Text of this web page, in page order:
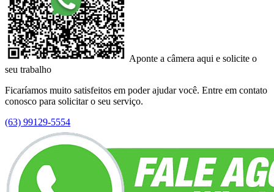
Aponte a câmera aqui e solicite o
seu trabalho
Ficaríamos muito satisfeitos em poder ajudar você. Entre em contato
conosco para solicitar o seu serviço.
(63) 99129-5554